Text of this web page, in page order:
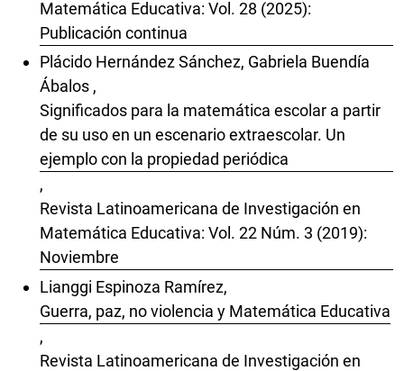
Matemática Educativa: Vol. 28 (2025):
Publicación continua
Plácido Hernández Sánchez, Gabriela Buendía
Ábalos ,
Significados para la matemática escolar a partir
de su uso en un escenario extraescolar. Un
ejemplo con la propiedad periódica
,
Revista Latinoamericana de Investigación en
Matemática Educativa: Vol. 22 Núm. 3 (2019):
Noviembre
Lianggi Espinoza Ramírez,
Guerra, paz, no violencia y Matemática Educativa
,
Revista Latinoamericana de Investigación en